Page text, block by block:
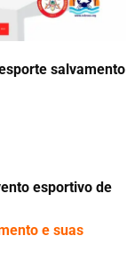
salvamento
esportivo de
e suas